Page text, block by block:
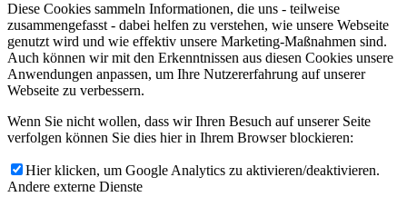
Diese Cookies sammeln Informationen, die uns - teilweise
zusammengefasst - dabei helfen zu verstehen, wie unsere Webseite
genutzt wird und wie effektiv unsere Marketing-Maßnahmen sind.
Auch können wir mit den Erkenntnissen aus diesen Cookies unsere
Anwendungen anpassen, um Ihre Nutzererfahrung auf unserer
Webseite zu verbessern.
Wenn Sie nicht wollen, dass wir Ihren Besuch auf unserer Seite
verfolgen können Sie dies hier in Ihrem Browser blockieren:
Hier klicken, um Google Analytics zu aktivieren/deaktivieren.
Andere externe Dienste